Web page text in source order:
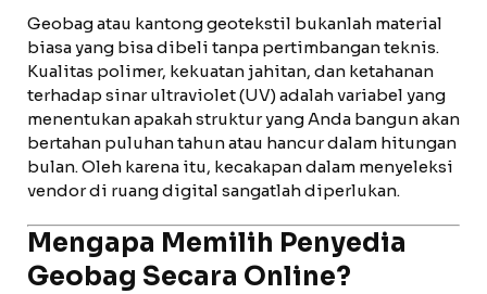
Geobag atau kantong geotekstil bukanlah material
biasa yang bisa dibeli tanpa pertimbangan teknis.
Kualitas polimer, kekuatan jahitan, dan ketahanan
terhadap sinar ultraviolet (UV) adalah variabel yang
menentukan apakah struktur yang Anda bangun akan
bertahan puluhan tahun atau hancur dalam hitungan
bulan. Oleh karena itu, kecakapan dalam menyeleksi
vendor di ruang digital sangatlah diperlukan.
Mengapa Memilih Penyedia
Geobag Secara Online?